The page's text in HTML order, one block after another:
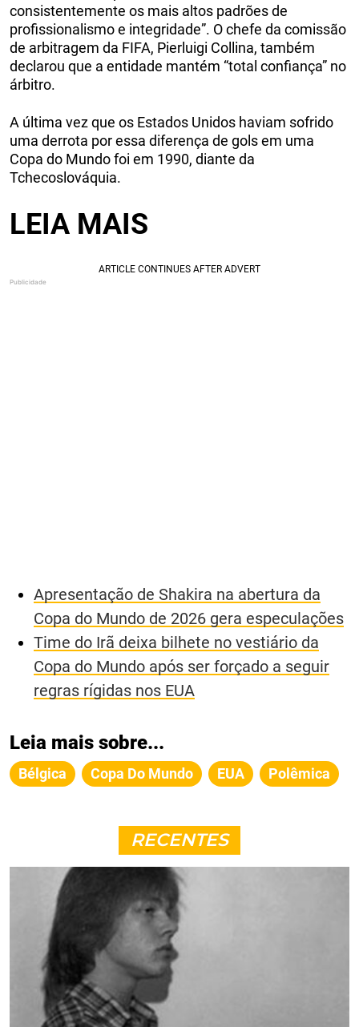
consistentemente os mais altos padrões de
profissionalismo e integridade”. O chefe da comissão
de arbitragem da FIFA, Pierluigi Collina, também
declarou que a entidade mantém “total confiança” no
árbitro.
A última vez que os Estados Unidos haviam sofrido
uma derrota por essa diferença de gols em uma
Copa do Mundo foi em 1990, diante da
Tchecoslováquia.
LEIA MAIS
Apresentação de Shakira na abertura da
Copa do Mundo de 2026 gera especulações
Time do Irã deixa bilhete no vestiário da
Copa do Mundo após ser forçado a seguir
regras rígidas nos EUA
Leia mais sobre...
Bélgica Copa Do Mundo EUA Polêmica
RECENTES